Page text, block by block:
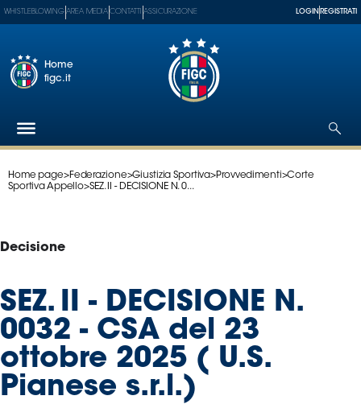
Federazione
Tecnici
Paralimpico
Serie
A
Women
Serie
WHISTLEBLOWING AREA MEDIA CONTATTI ASSICURAZIONE LOGIN REGISTRATI
Home
figc.it
Home page>Federazione>Giustizia Sportiva>Provvedimenti>Corte
Sportiva Appello>SEZ. II - DECISIONE N. 0...
Decisione
SEZ. II - DECISIONE N.
0032 - CSA del 23
ottobre 2025 ( U.S.
Pianese s.r.l.)